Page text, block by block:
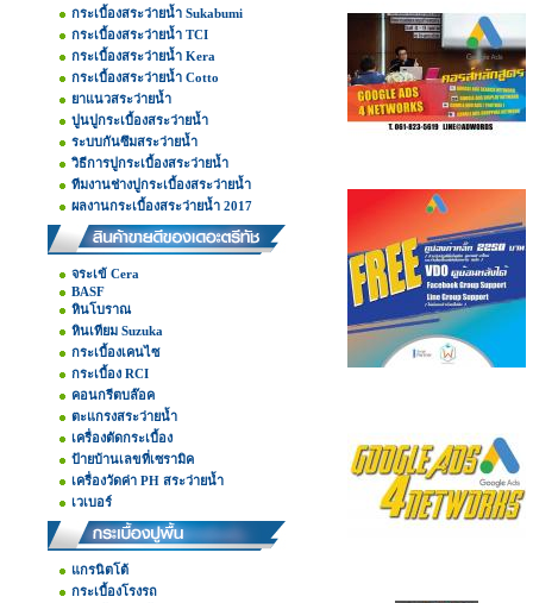
กระเบื้องสระว่ายน้ำ Sukabumi
กระเบื้องสระว่ายน้ำ TCI
กระเบื้องสระว่ายน้ำ Kera
กระเบื้องสระว่ายน้ำ Cotto
ยาแนวสระว่ายน้ำ
ปูนปูกระเบื้องสระว่ายน้ำ
ระบบกันซึมสระว่ายน้ำ
วิธีการปูกระเบื้องสระว่ายน้ำ
ทีมงานช่างปูกระเบื้องสระว่ายน้ำ
ผลงานกระเบื้องสระว่ายน้ำ 2017
จระเข้ Cera
BASF
หินโบราณ
หินเทียม Suzuka
กระเบื้องเคนไซ
กระเบื้อง RCI
คอนกรีตบล๊อค
ตะแกรงสระว่ายน้ำ
เครื่องตัดกระเบื้อง
ป้ายบ้านเลขที่เซรามิค
เครื่องวัดค่า PH สระว่ายน้ำ
เวเบอร์
แกรนิตโต้
กระเบื้องโรงรถ